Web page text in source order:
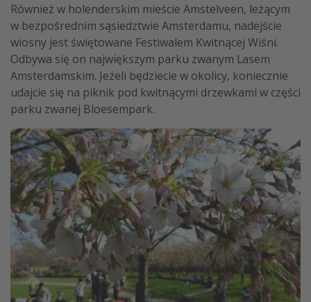
Również w holenderskim mieście Amstelveen, leżącym
w bezpośrednim sąsiedztwie Amsterdamu, nadejście
wiosny jest świętowane Festiwalem Kwitnącej Wiśni.
Odbywa się on największym parku zwanym Lasem
Amsterdamskim. Jeżeli będziecie w okolicy, koniecznie
udajcie się na piknik pod kwitnącymi drzewkami w części
parku zwanej Bloesempark.